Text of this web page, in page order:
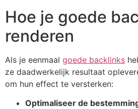
Hoe je goede
renderen
Als je eenmaal goede backlinks
ze daadwerkelijk resultaat
om hun effect te versterken:
Optimaliseer de